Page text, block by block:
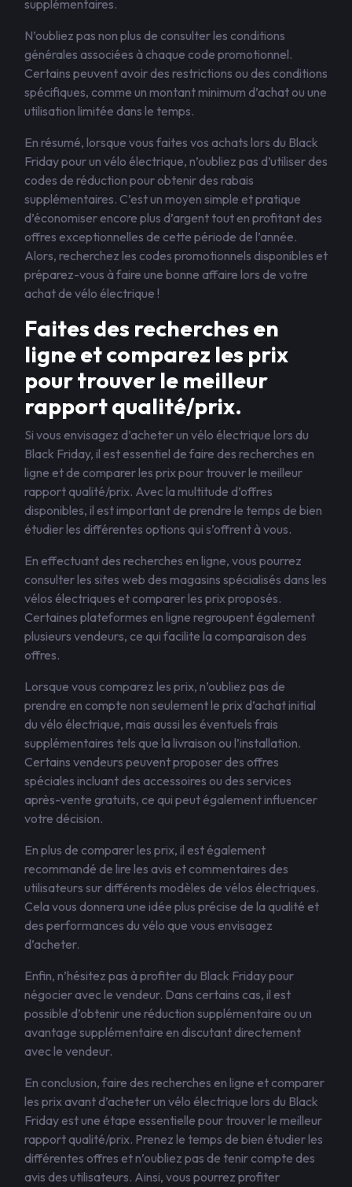
supplémentaires.
N’oubliez pas non plus de consulter les conditions
générales associées à chaque code promotionnel.
Certains peuvent avoir des restrictions ou des conditions
spécifiques, comme un montant minimum d’achat ou une
utilisation limitée dans le temps.
En résumé, lorsque vous faites vos achats lors du Black
Friday pour un vélo électrique, n’oubliez pas d’utiliser des
codes de réduction pour obtenir des rabais
supplémentaires. C’est un moyen simple et pratique
d’économiser encore plus d’argent tout en profitant des
offres exceptionnelles de cette période de l’année.
Alors, recherchez les codes promotionnels disponibles et
préparez-vous à faire une bonne affaire lors de votre
achat de vélo électrique !
Faites des recherches en
ligne et comparez les prix
pour trouver le meilleur
rapport qualité/prix.
Si vous envisagez d’acheter un vélo électrique lors du
Black Friday, il est essentiel de faire des recherches en
ligne et de comparer les prix pour trouver le meilleur
rapport qualité/prix. Avec la multitude d’offres
disponibles, il est important de prendre le temps de bien
étudier les différentes options qui s’offrent à vous.
En effectuant des recherches en ligne, vous pourrez
consulter les sites web des magasins spécialisés dans les
vélos électriques et comparer les prix proposés.
Certaines plateformes en ligne regroupent également
plusieurs vendeurs, ce qui facilite la comparaison des
offres.
Lorsque vous comparez les prix, n’oubliez pas de
prendre en compte non seulement le prix d’achat initial
du vélo électrique, mais aussi les éventuels frais
supplémentaires tels que la livraison ou l’installation.
Certains vendeurs peuvent proposer des offres
spéciales incluant des accessoires ou des services
après-vente gratuits, ce qui peut également influencer
votre décision.
En plus de comparer les prix, il est également
recommandé de lire les avis et commentaires des
utilisateurs sur différents modèles de vélos électriques.
Cela vous donnera une idée plus précise de la qualité et
des performances du vélo que vous envisagez
d’acheter.
Enfin, n’hésitez pas à profiter du Black Friday pour
négocier avec le vendeur. Dans certains cas, il est
possible d’obtenir une réduction supplémentaire ou un
avantage supplémentaire en discutant directement
avec le vendeur.
En conclusion, faire des recherches en ligne et comparer
les prix avant d’acheter un vélo électrique lors du Black
Friday est une étape essentielle pour trouver le meilleur
rapport qualité/prix. Prenez le temps de bien étudier les
différentes offres et n’oubliez pas de tenir compte des
avis des utilisateurs. Ainsi, vous pourrez profiter